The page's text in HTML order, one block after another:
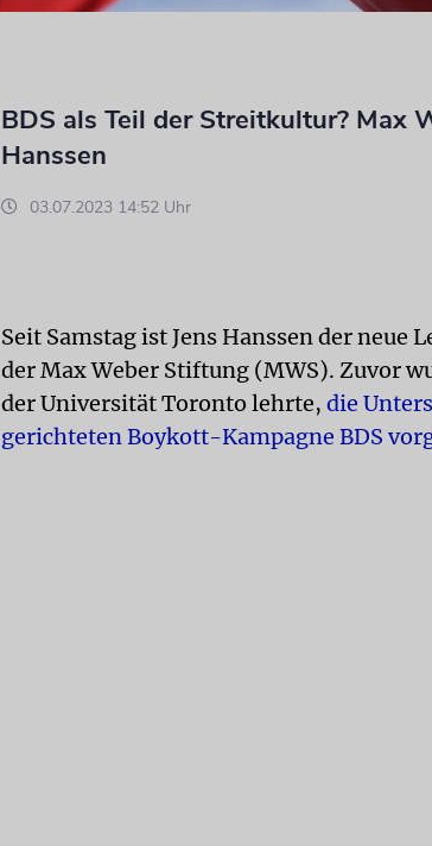
BDS als Teil der Streitkultur? Max
Hanssen
03.07.2023 14:52 Uhr
Seit Samstag ist Jens Hanssen der
der Max Weber Stiftung (MWS). Zuvor
der Universität Toronto lehrte, die
gerichteten Boykott-Kampagne BDS